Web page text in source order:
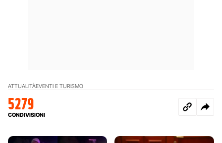
ATTUALITÀEVENTI E TURISMO
5279
CONDIVISIONI